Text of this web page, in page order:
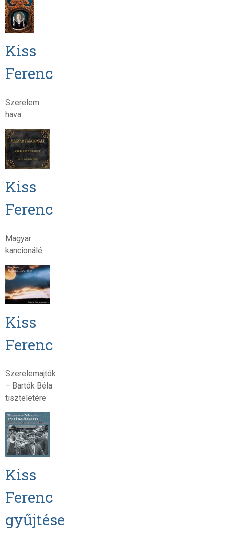
Kiss
Ferenc
Szerelem
hava
Kiss
Ferenc
Magyar
kancionálé
Kiss
Ferenc
Szerelemajtók
– Bartók Béla
tiszteletére
Kiss
Ferenc
gyűjtése